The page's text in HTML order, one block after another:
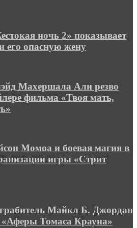
ночь 2» показывает
его опасную жену
Махершала Али резво
фильма «Твоя мать,
Момоа и боевая магия в
игры «Стрит
Майкл Б. Джордан
«Аферы Томаса Крауна»